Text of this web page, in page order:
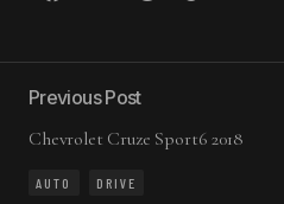
Previous Post
Chevrolet Cruze Sport6 2018
AUTO
DRIVE